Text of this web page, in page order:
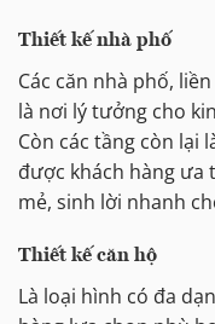
Thiết kế nhà phố
Các căn nhà phố,
là nơi lý tưởng cho
Còn các tầng còn lại
được khách hàng ưa
mẻ, sinh lời nhanh
Thiết kế căn hộ
Là loại hình có đa